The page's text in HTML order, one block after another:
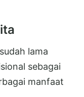
lama
sebagai
manfaat